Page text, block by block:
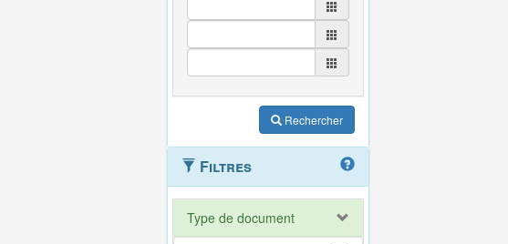
Rechercher
Filtres
Type de document